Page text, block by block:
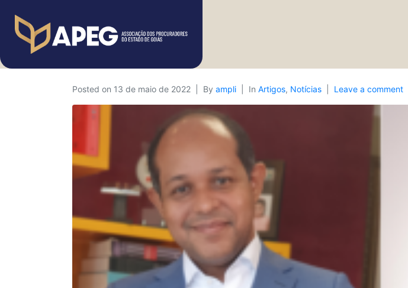
Posted on 13 de maio de 2022 By ampli In Artigos, Notícias Leave a comment